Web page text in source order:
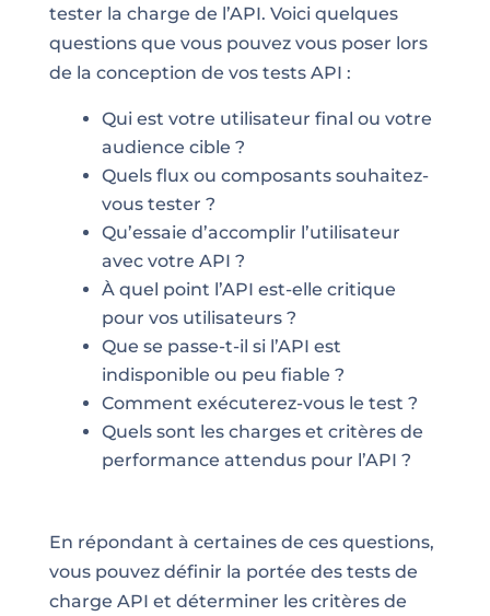
tester la charge de l’API. Voici quelques
questions que vous pouvez vous poser lors
de la conception de vos tests API :
Qui est votre utilisateur final ou votre
audience cible ?
Quels flux ou composants souhaitez-
vous tester ?
Qu’essaie d’accomplir l’utilisateur
avec votre API ?
À quel point l’API est-elle critique
pour vos utilisateurs ?
Que se passe-t-il si l’API est
indisponible ou peu fiable ?
Comment exécuterez-vous le test ?
Quels sont les charges et critères de
performance attendus pour l’API ?
En répondant à certaines de ces questions,
vous pouvez définir la portée des tests de
charge API et déterminer les critères de